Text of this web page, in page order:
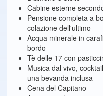
Cabine esterne
Pensione completa a
colazione dell'ultimo
Acqua minerale in
bordo
Tè delle 17 con
Musica dal vivo,
una bevanda inclusa
Cena del Capitano